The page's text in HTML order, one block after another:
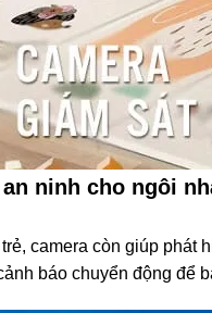
ninh cho ngôi
camera còn giúp
báo chuyển động để